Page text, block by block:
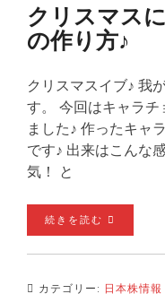
クリスマス
の作り方♪
クリスマスイブ♪ 我
す。 今回はキャラチ
ました♪ 作ったキャ
です♪ 出来はこんな
気！ と
続きを読む
カテゴリー: 日本株情報